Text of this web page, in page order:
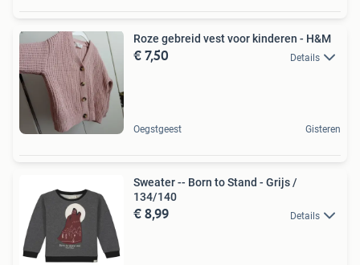
Roze gebreid vest voor kinderen - H&M
€ 7,50 Details
Oegstgeest Gisteren
Sweater -- Born to Stand - Grijs /
134/140
€ 8,99 Details